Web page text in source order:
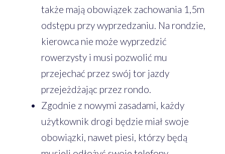
także mają obowiązek zachowania 1,5m
odstępu przy wyprzedzaniu. Na rondzie,
kierowca nie może wyprzedzić
rowerzysty i musi pozwolić mu
przejechać przez swój tor jazdy
przejeżdżając przez rondo.
Zgodnie z nowymi zasadami, każdy
użytkownik drogi będzie miał swoje
obowiązki, nawet piesi, którzy będą